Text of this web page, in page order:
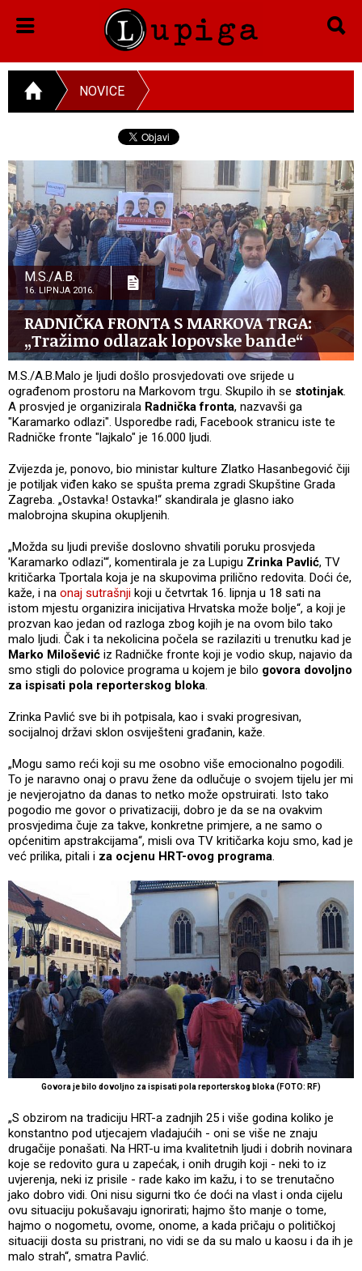
NOVICE
M.S./A.B.
16. LIPNJA 2016.
RADNIČKA FRONTA S MARKOVA TRGA:
„Tražimo odlazak lopovske bande“
M.S./A.B.Malo je ljudi došlo prosvjedovati ove srijede u
ograđenom prostoru na Markovom trgu. Skupilo ih se stotinjak.
A prosvjed je organizirala Radnička fronta, nazvavši ga
"Karamarko odlazi". Usporedbe radi, Facebook stranicu iste te
Radničke fronte "lajkalo" je 16.000 ljudi.
Zvijezda je, ponovo, bio ministar kulture Zlatko Hasanbegović čiji
je potiljak viđen kako se spušta prema zgradi Skupštine Grada
Zagreba. „Ostavka! Ostavka!“ skandirala je glasno iako
malobrojna skupina okupljenih.
„Možda su ljudi previše doslovno shvatili poruku prosvjeda
'Karamarko odlazi'“, komentirala je za Lupigu Zrinka Pavlić, TV
kritičarka Tportala koja je na skupovima prilično redovita. Doći će,
kaže, i na onaj sutrašnji koji u četvrtak 16. lipnja u 18 sati na
istom mjestu organizira inicijativa Hrvatska može bolje“, a koji je
prozvan kao jedan od razloga zbog kojih je na ovom bilo tako
malo ljudi. Čak i ta nekolicina počela se razilaziti u trenutku kad je
Marko Milošević iz Radničke fronte koji je vodio skup, najavio da
smo stigli do polovice programa u kojem je bilo govora dovoljno
za ispisati pola reporterskog bloka.
Zrinka Pavlić sve bi ih potpisala, kao i svaki progresivan,
socijalnoj državi sklon osviješteni građanin, kaže.
„Mogu samo reći koji su me osobno više emocionalno pogodili.
To je naravno onaj o pravu žene da odlučuje o svojem tijelu jer mi
je nevjerojatno da danas to netko može opstruirati. Isto tako
pogodio me govor o privatizaciji, dobro je da se na ovakvim
prosvjedima čuje za takve, konkretne primjere, a ne samo o
općenitim apstrakcijama“, misli ova TV kritičarka koju smo, kad je
već prilika, pitali i za ocjenu HRT-ovog programa.
Govora je bilo dovoljno za ispisati pola reporterskog bloka (FOTO: RF)
„S obzirom na tradiciju HRT-a zadnjih 25 i više godina koliko je
konstantno pod utjecajem vladajućih - oni se više ne znaju
drugačije ponašati. Na HRT-u ima kvalitetnih ljudi i dobrih novinara
koje se redovito gura u zapećak, i onih drugih koji - neki to iz
uvjerenja, neki iz prisile - rade kako im kažu, i to se trenutačno
jako dobro vidi. Oni nisu sigurni tko će doći na vlast i onda cijelu
ovu situaciju pokušavaju ignorirati; hajmo što manje o tome,
hajmo o nogometu, ovome, onome, a kada pričaju o političkoj
situaciji dosta su pristrani, no vidi se da su malo u kaosu i da ih je
malo strah“, smatra Pavlić.